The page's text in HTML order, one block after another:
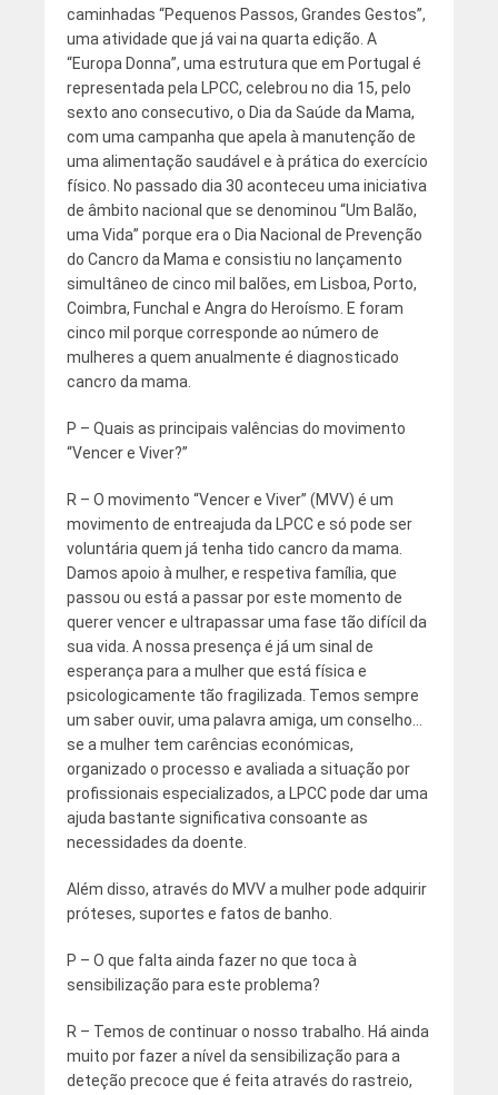
caminhadas “Pequenos Passos, Grandes Gestos”,
uma atividade que já vai na quarta edição. A
“Europa Donna”, uma estrutura que em Portugal é
representada pela LPCC, celebrou no dia 15, pelo
sexto ano consecutivo, o Dia da Saúde da Mama,
com uma campanha que apela à manutenção de
uma alimentação saudável e à prática do exercício
físico. No passado dia 30 aconteceu uma iniciativa
de âmbito nacional que se denominou “Um Balão,
uma Vida” porque era o Dia Nacional de Prevenção
do Cancro da Mama e consistiu no lançamento
simultâneo de cinco mil balões, em Lisboa, Porto,
Coimbra, Funchal e Angra do Heroísmo. E foram
cinco mil porque corresponde ao número de
mulheres a quem anualmente é diagnosticado
cancro da mama.
P – Quais as principais valências do movimento
“Vencer e Viver?”
R – O movimento “Vencer e Viver” (MVV) é um
movimento de entreajuda da LPCC e só pode ser
voluntária quem já tenha tido cancro da mama.
Damos apoio à mulher, e respetiva família, que
passou ou está a passar por este momento de
querer vencer e ultrapassar uma fase tão difícil da
sua vida. A nossa presença é já um sinal de
esperança para a mulher que está física e
psicologicamente tão fragilizada. Temos sempre
um saber ouvir, uma palavra amiga, um conselho…
se a mulher tem carências económicas,
organizado o processo e avaliada a situação por
profissionais especializados, a LPCC pode dar uma
ajuda bastante significativa consoante as
necessidades da doente.
Além disso, através do MVV a mulher pode adquirir
próteses, suportes e fatos de banho.
P – O que falta ainda fazer no que toca à
sensibilização para este problema?
R – Temos de continuar o nosso trabalho. Há ainda
muito por fazer a nível da sensibilização para a
deteção precoce que é feita através do rastreio,